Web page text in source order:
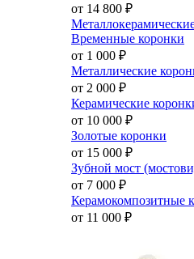
от 14 800 ₽
Временные коронки
от 1 000 ₽
Металлические
от 2 000 ₽
Керамические
от 10 000 ₽
Золотые коронки
от 15 000 ₽
Зубной мост
от 7 000 ₽
Керамокомпозитные
от 11 000 ₽